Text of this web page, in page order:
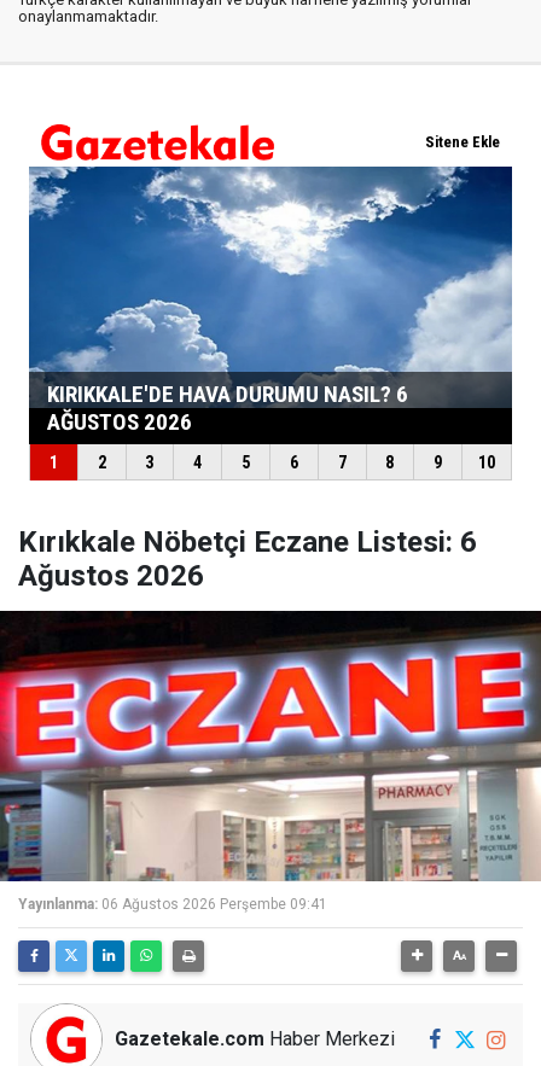
onaylanmamaktadır.
Kırıkkale Nöbetçi Eczane Listesi: 6
Ağustos 2026
Yayınlanma: 06 Ağustos 2026 Perşembe 09:41
Gazetekale.com Haber Merkezi